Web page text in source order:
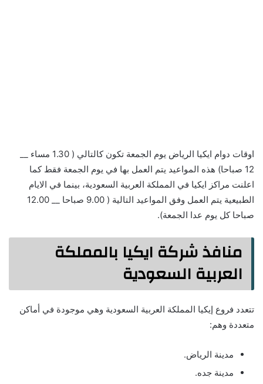
اوقات دوام ايكيا الرياض يوم الجمعة تكون كالتالي ( 1.30 مساء __
12 صباحا) هذه المواعيد يتم العمل بها في يوم الجمعة فقط كما
اعلنت مراكز ايكيا في المملكة العربية السعودية، بينما في الايام
الطبيعية يتم العمل وفق المواعيد التالية ( 9.00 صباحا __ 12.00
صباحا كل يوم عدا الجمعة).
منافذ شركة ايكيا بالمملكة
العربية السعودية
تتعدد فروع إيكيا المملكة العربية السعودية وهي موجودة في أماكن
متعددة وهم:
مدينة الرياض.
مدينة جده.